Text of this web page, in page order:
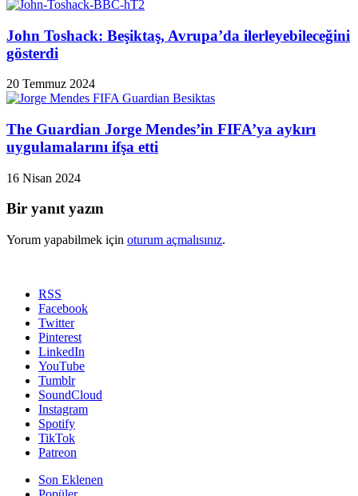
John Toshack: Beşiktaş, Avrupa’da ilerleyebileceğini
gösterdi
20 Temmuz 2024
The Guardian Jorge Mendes’in FIFA’ya aykırı
uygulamalarını ifşa etti
16 Nisan 2024
Bir yanıt yazın
Yorum yapabilmek için oturum açmalısınız.
RSS
Facebook
Twitter
Pinterest
LinkedIn
YouTube
Tumblr
SoundCloud
Instagram
Spotify
TikTok
Patreon
Son Eklenen